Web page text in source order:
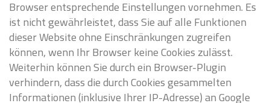
Browser entsprechende Einstellungen vornehmen. Es
ist nicht gewährleistet, dass Sie auf alle Funktionen
dieser Website ohne Einschränkungen zugreifen
können, wenn Ihr Browser keine Cookies zulässt.
Weiterhin können Sie durch ein Browser-Plugin
verhindern, dass die durch Cookies gesammelten
Informationen (inklusive Ihrer IP-Adresse) an Google